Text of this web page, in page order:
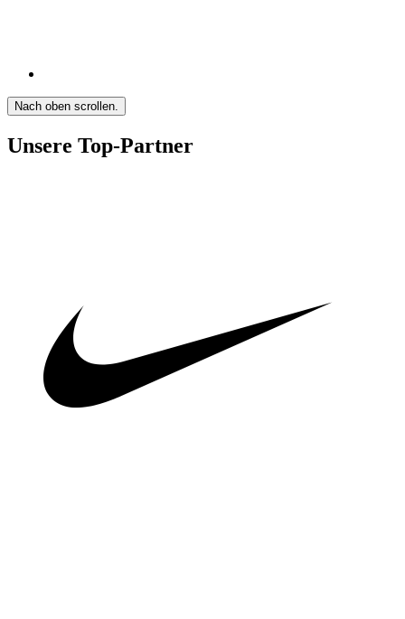
Nach oben scrollen.
Unsere Top-Partner